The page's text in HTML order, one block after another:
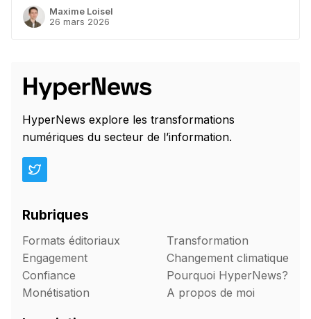
Maxime Loisel
26 mars 2026
HyperNews explore les transformations
numériques du secteur de l’information.
Rubriques
Formats éditoriaux
Engagement
Confiance
Monétisation
Transformation
Changement climatique
Pourquoi HyperNews?
A propos de moi